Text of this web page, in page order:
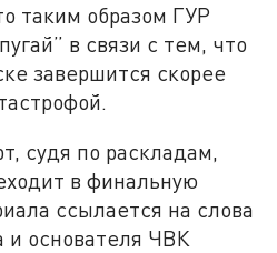
таким образом ГУР
в связи с тем, что
завершится скорее
судя по раскладам,
в финальную
ссылается на слова
и основателя ЧВК